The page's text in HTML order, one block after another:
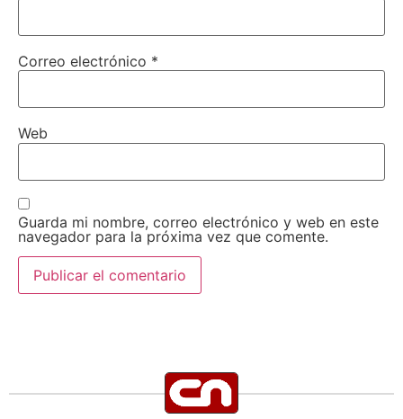
Correo electrónico *
Web
Guarda mi nombre, correo electrónico y web en este
navegador para la próxima vez que comente.